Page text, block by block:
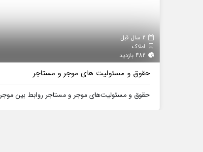
املاک
حقوق و مسئولیت‌ های موجر و مستاجر
حقوق و مسئولیت‌های موجر و مستاجر روابط بین موجر